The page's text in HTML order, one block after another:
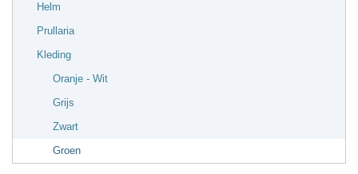
Helm
Prullaria
Kleding
Oranje - Wit
Grijs
Zwart
Groen